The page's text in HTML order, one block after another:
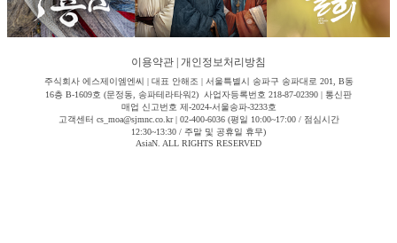
이용약관 개인정보처리방침
주식회사 에스제이엠엔씨 | 대표 안해조 | 서울특별시 송파구 송파대로 201, B동
16층 B-1609호 (문정동, 송파테라타워2) 사업자등록번호 218-87-02390 | 통신판
매업 신고번호 제-2024-서울송파-3233호
고객센터 cs_moa@sjmnc.co.kr | 02-400-6036 (평일 10:00~17:00 / 점심시간
12:30~13:30 / 주말 및 공휴일 휴무)
AsiaN. ALL RIGHTS RESERVED